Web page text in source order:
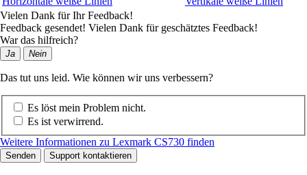
Vielen Dank für Ihr Feedback!
Feedback gesendet! Vielen Dank für geschätztes Feedback!
War das hilfreich?
Ja Nein
Das tut uns leid. Wie können wir uns verbessern?
Es löst mein Problem nicht.
Es ist verwirrend.
Weitere Informationen zu Lexmark CS730 finden
Senden Support kontaktieren